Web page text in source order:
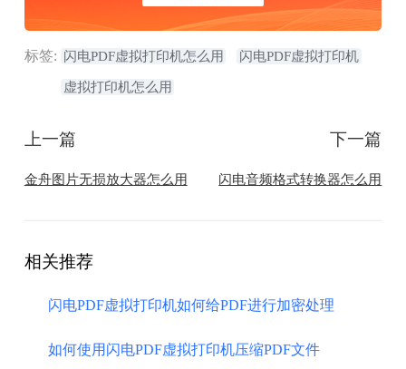
标签: 闪电PDF虚拟打印机怎么用 闪电PDF虚拟打印机
虚拟打印机怎么用
上一篇
金舟图片无损放大器怎么用
下一篇
闪电音频格式转换器怎么用
相关推荐
闪电PDF虚拟打印机如何给PDF进行加密处理
如何使用闪电PDF虚拟打印机压缩PDF文件